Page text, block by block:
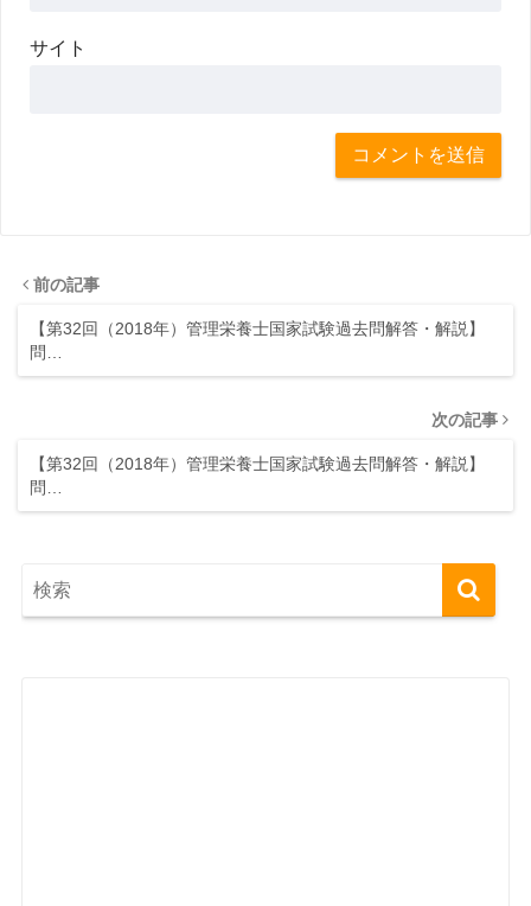
サイト
前の記事
【第32回（2018年）管理栄養士国家試験過去問解答・解説】
問…
次の記事
【第32回（2018年）管理栄養士国家試験過去問解答・解説】
問…